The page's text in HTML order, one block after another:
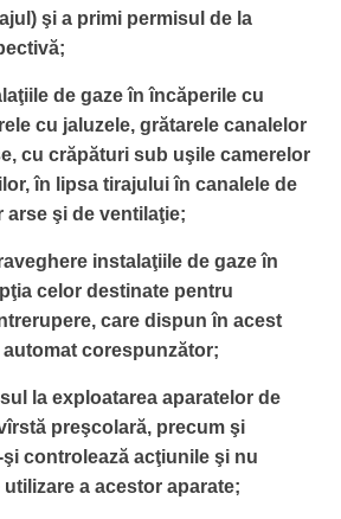
şi a primi permisul de la
de gaze în încăperile cu
cu jaluzele, grătarele canalelor
cu crăpături sub uşile camerelor
în lipsa tirajului în canalele de
arse şi de ventilaţie;
instalaţiile de gaze în
celor destinate pentru
care dispun în acest
corespunzător;
la exploatarea aparatelor de
preşcolară, precum şi
controlează acţiunile şi nu
a acestor aparate;